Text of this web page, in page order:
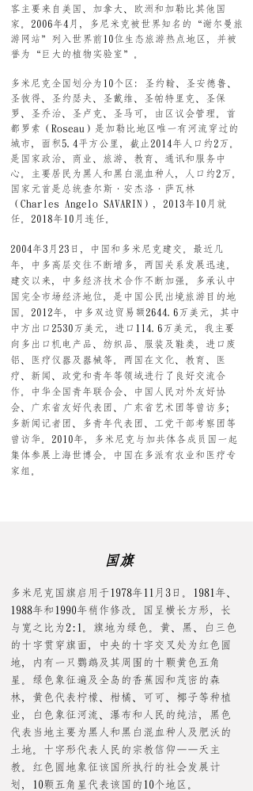
客主要来自美国、加拿大、欧洲和加勒比其他国
家。2006年4月，多尼米克被世界知名的“谢尔曼旅
游网站”列入世界前10位生态旅游热点地区，并被
誉为“巨大的植物实验室”。
多米尼克全国划分为10个区：圣约翰、圣安德鲁、
圣彼得、圣约瑟夫、圣戴维、圣帕特里克、圣保
罗、圣乔治、圣卢克、圣马可，由区议会管理。首
都 罗索
（Roseau）是加勒比地区唯一有河流穿过的
城市，面积5.4平方公里，截止2014年人口约2万。
是国家政治、商业、旅游、教育、通讯和服务中
心。主要居民为 黑人 和黑白混血种人，人口约2万。
国家元首是总统查尔斯·安杰洛·萨瓦林
（Charles Angelo SAVARIN），2013年10月就
任。2018年10月连任。
2004年3月23日，中国和多米尼克建交。最近几
年，中多高层交往不断增多，两国关系发展迅速。
建交以来，中多经济技术合作不断加强。多承认中
国完全市场经济地位，是中国公民出境旅游目的地
国。2012年，中多双边贸易额2644.6万美元，其中
中方出口2530万美元，进口114.6万美元，我主要
向多出口机电产品、纺织品、服装及鞋类，进口废
铝、医疗仪器及器械等。两国在文化、教育、医
疗、新闻、政党和青年等领域进行了良好交流合
作。中华全国青年联合会、中国人民对外友好协
会、广东省友好代表团、广东省艺术团等曾访多；
多新闻记者团、多青年代表团、工党干部考察团等
曾访华。2010年，多米尼克与加共体各成员国一起
集体参展上海世博会。中国在多派有农业和医疗专
家组。
国旗
多米尼克国旗 启用于1978年11月3日。1981年、
1988年和1990年稍作修改。国呈横长方形，长
与宽之比为2:1。旗地为绿色。黄、黑、白三色
的十字贯穿旗面，中央的十字交叉处为红色圆
地，内有一只鹦鹉及其周围的十颗黄色五角
星。绿色象征遍及全岛的香蕉园和茂密的森
林，黄色代表柠檬、 柑橘 、可可、 椰子等种植
业，白色象征河流、瀑布和人民的纯洁，黑色
代表当地主要为黑人和黑白混血种人及肥沃的
土地。十字形代表人民的宗教信仰—— 天主
教 。红色圆地象征该国所执行的社会发展计
划，10颗五角星代表该国的10个地区。